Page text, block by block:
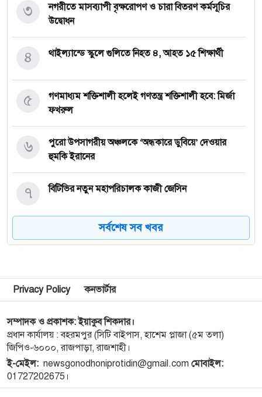
নগরীতে মাসব্যাপী বৃক্ষরোপণ ও চারা বিতরণ কর্মসূচির
উদ্বোধন
৩
থাইল্যান্ডে স্কুলে গুলিতে নিহত ৪, আহত ১৫ শিক্ষার্থী
৪
গণমাধ্যম শক্তিশালী হলেই গণতন্ত্র শক্তিশালী হবে: মির্জা
ফখরুল
৫
পুরো উপসাগরীয় অঞ্চলকে ‘অন্ধকারে ডুবিয়ে’ দেওয়ার
হুমকি ইরানের
৬
বিটিভির নতুন মহাপরিচালক কাজী জেসিন
৭
জাতীয় স্টেডিয়ামের ক্রীড়া পরিবেশ ফেরানোর অঙ্গীকার
আমিনুলের
৮
রাসিক প্রশাসককে জুলাই গণঅভ্যুত্থান সম্পর্কিত বিজয়
মিছিল ক্যানভাস ছবি উপহার
৯
সবাইকে ছাড়িয়ে শীর্ষে শাহরুখ খান
১০
আট বছর পর ফিরছেন প্রীতি, জানালেন বিরতির কারণ
১১
সর্বশেষ সব খবর
Privacy Policy কনভার্টার
সম্পাদক ও প্রকাশক: ইয়াকুব শিকদার।
প্রধান কার্যালয় : বহরমপুর (সিটি বাইপাস, হাশেম প্লাজা (৫ম তলা)
জিপিও-৬০০০, রাজপাড়া, রাজশাহী।
ই-মেইল: newsgonodhoniprotidin@gmail.com মোবাইল:
01727202675।